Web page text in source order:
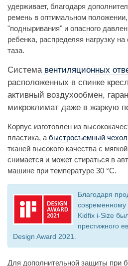
удерживает, благодаря
ремень в оптимальном
"подныривания" и опасного
ребенка, распределяя нагрузку
таза.
Система вентиляционных
расположенных в спинке
активный воздухообмен,
микроклимат даже в жаркую
Корпус изготовлен из
пластика, а быстросъемный чехол
тканей высокого качества с
снимается и может стираться в
машине при температуре 30 °С.
Благодаря
современному
Kidfix i-Size
престижного
Design Award 2021.
Для дополнительной защиты при